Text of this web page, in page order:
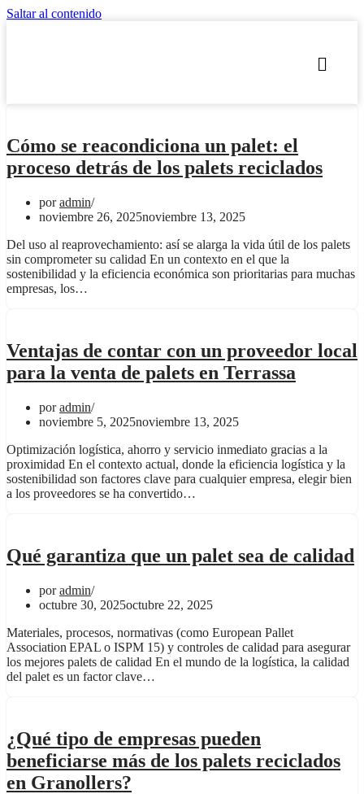
Saltar al contenido
Cómo se reacondiciona un palet: el
proceso detrás de los palets reciclados
poradmin
noviembre 26, 2025noviembre 13, 2025
Del uso al reaprovechamiento: así se alarga la vida útil de los palets
sin comprometer su calidad En un contexto en el que la
sostenibilidad y la eficiencia económica son prioritarias para muchas
empresas, los…
Ventajas de contar con un proveedor local
para la venta de palets en Terrassa
poradmin
noviembre 5, 2025noviembre 13, 2025
Optimización logística, ahorro y servicio inmediato gracias a la
proximidad En el contexto actual, donde la eficiencia logística y la
sostenibilidad son factores clave para cualquier empresa, elegir bien
a los proveedores se ha convertido…
Qué garantiza que un palet sea de calidad
poradmin
octubre 30, 2025octubre 22, 2025
Materiales, procesos, normativas (como European Pallet
Association EPAL o ISPM 15) y controles de calidad para asegurar
los mejores palets de calidad En el mundo de la logística, la calidad
del palet es un factor clave…
¿Qué tipo de empresas pueden
beneficiarse más de los palets reciclados
en Granollers?